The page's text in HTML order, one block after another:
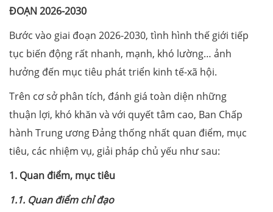
ĐOẠN 2026-2030
Bước vào giai đoạn 2026-2030, tình hình thế giới tiếp
tục biến động rất nhanh, mạnh, khó lường… ảnh
hưởng đến mục tiêu phát triển kinh tế-xã hội.
Trên cơ sở phân tích, đánh giá toàn diện những
thuận lợi, khó khăn và với quyết tâm cao, Ban Chấp
hành Trung ương Đảng thống nhất quan điểm, mục
tiêu, các nhiệm vụ, giải pháp chủ yếu như sau:
1. Quan điểm, mục tiêu
1.1. Quan điểm chỉ đạo